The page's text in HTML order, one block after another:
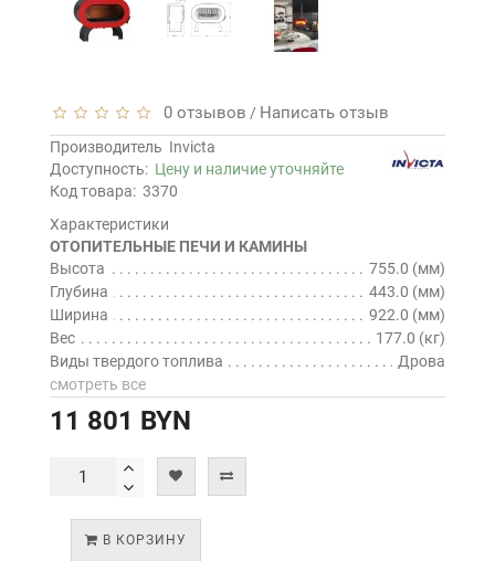
0 отзывов / Написать отзыв
Производитель Invicta
Доступность: Цену и наличие уточняйте
Код товара: 3370
Характеристики
ОТОПИТЕЛЬНЫЕ ПЕЧИ И КАМИНЫ
Высота
755.0 (мм)
Глубина
443.0 (мм)
Ширина
922.0 (мм)
Вес
177.0 (кг)
Виды твердого топлива
Дрова
смотреть все
11 801 BYN
В КОРЗИНУ